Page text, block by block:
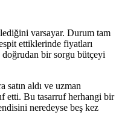
varsayar. Durum tam
ettiklerinde fiyatları
bir sorgu bütçeyi
aldı ve uzman
etti. Bu tasarruf herhangi bir
neredeyse beş kez